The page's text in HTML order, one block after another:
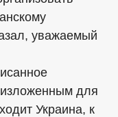
уважаемый
для
Украина, к